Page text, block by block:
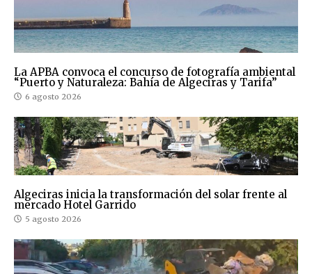
La APBA convoca el concurso de fotografía ambiental
“Puerto y Naturaleza: Bahía de Algeciras y Tarifa”
6 agosto 2026
Algeciras inicia la transformación del solar frente al
mercado Hotel Garrido
5 agosto 2026